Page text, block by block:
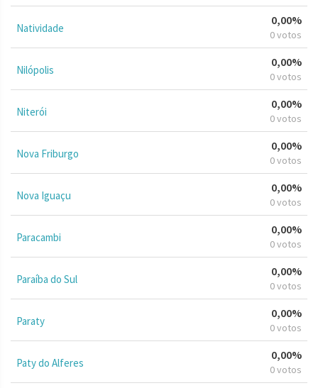
Natividade
0,00%
0 votos
Nilópolis
0,00%
0 votos
Niterói
0,00%
0 votos
Nova Friburgo
0,00%
0 votos
Nova Iguaçu
0,00%
0 votos
Paracambi
0,00%
0 votos
Paraíba do Sul
0,00%
0 votos
Paraty
0,00%
0 votos
Paty do Alferes
0,00%
0 votos